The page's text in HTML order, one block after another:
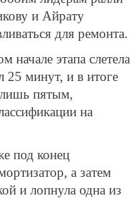
и Айрату
для ремонта.
начале этапа слетела
25 минут, и в итоге
пятым,
на
под конец
а затем
и лопнула одна из